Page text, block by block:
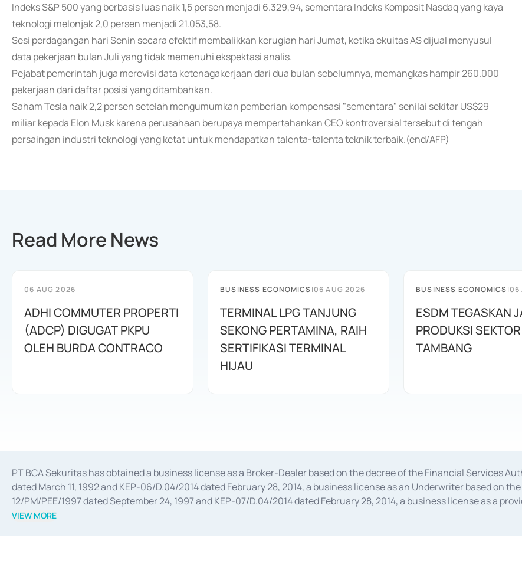
Indeks S&P 500 yang berbasis luas naik 1,5 persen menjadi 6.329,94, sementara Indeks Komposit Nasdaq yang kaya
teknologi melonjak 2,0 persen menjadi 21.053,58.
Sesi perdagangan hari Senin secara efektif membalikkan kerugian hari Jumat, ketika ekuitas AS dijual menyusul
data pekerjaan bulan Juli yang tidak memenuhi ekspektasi analis.
Pejabat pemerintah juga merevisi data ketenagakerjaan dari dua bulan sebelumnya, memangkas hampir 260.000
pekerjaan dari daftar posisi yang ditambahkan.
Saham Tesla naik 2,2 persen setelah mengumumkan pemberian kompensasi "sementara" senilai sekitar US$29
miliar kepada Elon Musk karena perusahaan berupaya mempertahankan CEO kontroversial tersebut di tengah
persaingan industri teknologi yang ketat untuk mendapatkan talenta-talenta teknik terbaik.(end/AFP)
Read More News
06 AUG 2026
ADHI COMMUTER PROPERTI
(ADCP) DIGUGAT PKPU
OLEH BURDA CONTRACO
BUSINESS ECONOMICS|06 AUG 2026
TERMINAL LPG TANJUNG
SEKONG PERTAMINA, RAIH
SERTIFIKASI TERMINAL
HIJAU
BUSINESS ECONOMICS|06
ESDM TEGASKAN
PRODUKSI SEKTOR
TAMBANG
PT BCA Sekuritas has obtained a business license as a Broker-Dealer based on the decree of the Financial Services
dated March 11, 1992 and KEP-06/D.04/2014 dated February 28, 2014, a business license as an Underwriter based on
12/PM/PEE/1997 dated September 24, 1997 and KEP-07/D.04/2014 dated February 28, 2014, a business license as a
divestments, and joint ventures based on the decree of the Financial Services Authority Number S-67/PM.21/2014
VIEW MORE